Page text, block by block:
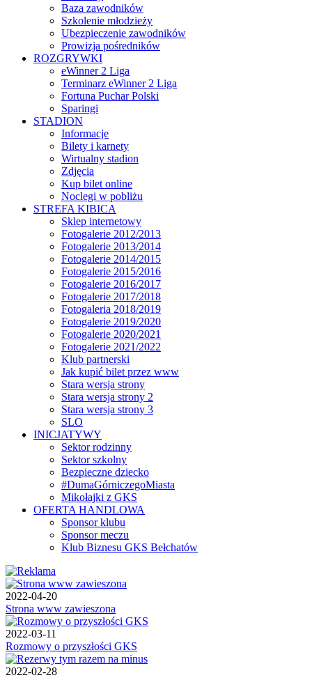
Baza zawodników
Szkolenie młodzieży
Ubezpieczenie zawodników
Prowizja pośredników
ROZGRYWKI
eWinner 2 Liga
Terminarz eWinner 2 Liga
Fortuna Puchar Polski
Sparingi
STADION
Informacje
Bilety i karnety
Wirtualny stadion
Zdjęcia
Kup bilet online
Noclegi w pobliżu
STREFA KIBICA
Sklep internetowy
Fotogalerie 2012/2013
Fotogalerie 2013/2014
Fotogalerie 2014/2015
Fotogalerie 2015/2016
Fotogalerie 2016/2017
Fotogalerie 2017/2018
Fotogaleria 2018/2019
Fotogalerie 2019/2020
Fotogalerie 2020/2021
Fotogalerie 2021/2022
Klub partnerski
Jak kupić bilet przez www
Stara wersja strony
Stara wersja strony 2
Stara wersja strony 3
SLO
INICJATYWY
Sektor rodzinny
Sektor szkolny
Bezpieczne dziecko
#DumaGórniczegoMiasta
Mikołajki z GKS
OFERTA HANDLOWA
Sponsor klubu
Sponsor meczu
Klub Biznesu GKS Bełchatów
2022-04-20
Strona www zawieszona
2022-03-11
Rozmowy o przyszłości GKS
2022-02-28